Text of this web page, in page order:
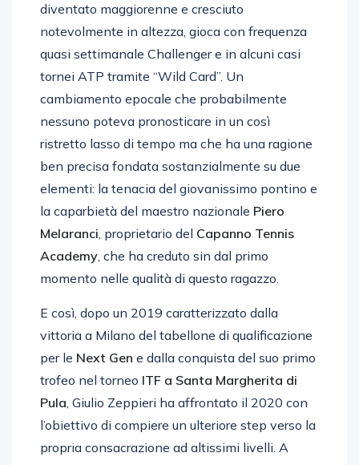
diventato maggiorenne e cresciuto
notevolmente in altezza, gioca con frequenza
quasi settimanale Challenger e in alcuni casi
tornei ATP tramite “Wild Card”. Un
cambiamento epocale che probabilmente
nessuno poteva pronosticare in un così
ristretto lasso di tempo ma che ha una ragione
ben precisa fondata sostanzialmente su due
elementi: la tenacia del giovanissimo pontino e
la caparbietà del maestro nazionale Piero
Melaranci, proprietario del Capanno Tennis
Academy, che ha creduto sin dal primo
momento nelle qualità di questo ragazzo.
E così, dopo un 2019 caratterizzato dalla
vittoria a Milano del tabellone di qualificazione
per le Next Gen e dalla conquista del suo primo
trofeo nel torneo ITF a Santa Margherita di
Pula, Giulio Zeppieri ha affrontato il 2020 con
l’obiettivo di compiere un ulteriore step verso la
propria consacrazione ad altissimi livelli. A